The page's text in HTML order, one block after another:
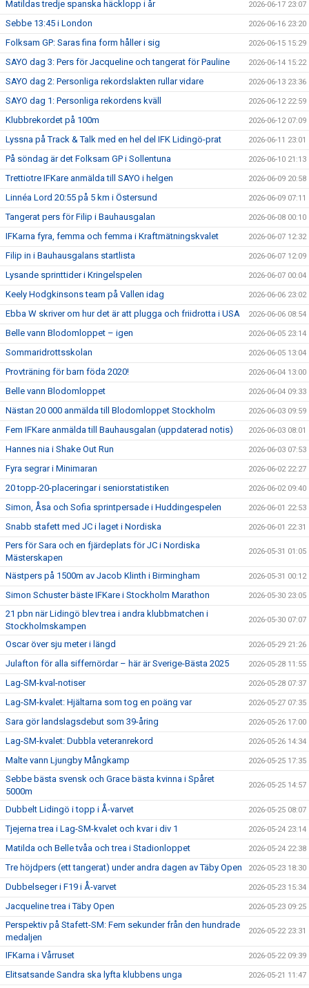
Matildas tredje spanska häcklopp i år 2026-06-17 23:07
Sebbe 13:45 i London 2026-06-16 23:20
Folksam GP: Saras fina form håller i sig 2026-06-15 15:29
SAYO dag 3: Pers för Jacqueline och tangerat för Pauline 2026-06-14 15:22
SAYO dag 2: Personliga rekordslakten rullar vidare 2026-06-13 23:36
SAYO dag 1: Personliga rekordens kväll 2026-06-12 22:59
Klubbrekordet på 100m 2026-06-12 07:09
Lyssna på Track & Talk med en hel del IFK Lidingö-prat 2026-06-11 23:01
På söndag är det Folksam GP i Sollentuna 2026-06-10 21:13
Trettiotre IFKare anmälda till SAYO i helgen 2026-06-09 20:58
Linnéa Lord 20:55 på 5 km i Östersund 2026-06-09 07:11
Tangerat pers för Filip i Bauhausgalan 2026-06-08 00:10
IFKarna fyra, femma och femma i Kraftmätningskvalet 2026-06-07 12:32
Filip in i Bauhausgalans startlista 2026-06-07 12:09
Lysande sprinttider i Kringelspelen 2026-06-07 00:04
Keely Hodgkinsons team på Vallen idag 2026-06-06 23:02
Ebba W skriver om hur det är att plugga och friidrotta i USA 2026-06-06 08:54
Belle vann Blodomloppet – igen 2026-06-05 23:14
Sommaridrottsskolan 2026-06-05 13:04
Provträning för barn föda 2020! 2026-06-04 13:00
Belle vann Blodomloppet 2026-06-04 09:33
Nästan 20 000 anmälda till Blodomloppet Stockholm 2026-06-03 09:59
Fem IFKare anmälda till Bauhausgalan (uppdaterad notis) 2026-06-03 08:01
Hannes nia i Shake Out Run 2026-06-03 07:53
Fyra segrar i Minimaran 2026-06-02 22:27
20 topp-20-placeringar i seniorstatistiken 2026-06-02 09:40
Simon, Åsa och Sofia sprintpersade i Huddingespelen 2026-06-01 22:53
Snabb stafett med JC i laget i Nordiska 2026-06-01 22:31
Pers för Sara och en fjärdeplats för JC i Nordiska
Mästerskapen
2026-05-31 01:05
Nästpers på 1500m av Jacob Klinth i Birmingham 2026-05-31 00:12
Simon Schuster bäste IFKare i Stockholm Marathon 2026-05-30 23:05
21 pbn när Lidingö blev trea i andra klubbmatchen i
Stockholmskampen
2026-05-30 07:07
Oscar över sju meter i längd 2026-05-29 21:26
Julafton för alla siffernördar – här är Sverige-Bästa 2025 2026-05-28 11:55
Lag-SM-kval-notiser 2026-05-28 07:37
Lag-SM-kvalet: Hjältarna som tog en poäng var 2026-05-27 07:35
Sara gör landslagsdebut som 39-åring 2026-05-26 17:00
Lag-SM-kvalet: Dubbla veteranrekord 2026-05-26 14:34
Malte vann Ljungby Mångkamp 2026-05-25 17:35
Sebbe bästa svensk och Grace bästa kvinna i Spåret
5000m
2026-05-25 14:57
Dubbelt Lidingö i topp i Å-varvet 2026-05-25 08:07
Tjejerna trea i Lag-SM-kvalet och kvar i div 1 2026-05-24 23:14
Matilda och Belle tvåa och trea i Stadionloppet 2026-05-24 22:38
Tre höjdpers (ett tangerat) under andra dagen av Täby Open 2026-05-23 18:30
Dubbelseger i F19 i Å-varvet 2026-05-23 15:34
Jacqueline trea i Täby Open 2026-05-23 09:25
Perspektiv på Stafett-SM: Fem sekunder från den hundrade
medaljen
2026-05-22 23:31
IFKarna i Vårruset 2026-05-22 09:39
Elitsatsande Sandra ska lyfta klubbens unga 2026-05-21 11:47